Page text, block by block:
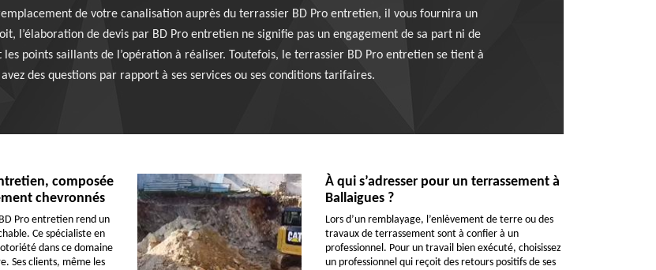
de votre canalisation auprès du terrassier BD Pro entretien, il vous fournira un
l’élaboration de devis par BD Pro entretien ne signifie pas un engagement de sa part ni de
points saillants de l’opération à réaliser. Toutefois, le terrassier BD Pro entretien se tient à
des questions par rapport à ses services ou ses conditions tarifaires.
composée
chevronnés
Pro entretien rend un
Ce spécialiste en
dans ce domaine
Ses clients, même les
À qui s’adresser pour un terrassement à
Ballaigues ?
Lors d’un remblayage, l’enlèvement de terre ou des
travaux de terrassement sont à confier à un
professionnel. Pour un travail bien exécuté, choisissez
un professionnel qui reçoit des retours positifs de ses